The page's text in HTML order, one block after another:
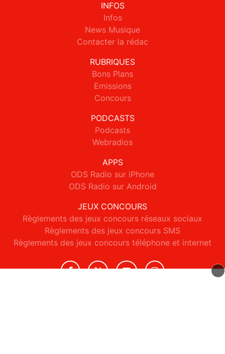
INFOS
Infos
News Musique
Contacter la rédac
RUBRIQUES
Bons Plans
Emissions
Concours
PODCASTS
Podcasts
Webradios
APPS
ODS Radio sur iPhone
ODS Radio sur Android
JEUX CONCOURS
Règlements des jeux concours réseaux sociaux
Règlements des jeux concours SMS
Règlements des jeux concours téléphone et internet